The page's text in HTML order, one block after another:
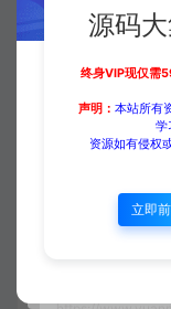
收藏 (0)
源码
终身VIP现仅需
声明：本站所有
学
资源如有侵权
立即